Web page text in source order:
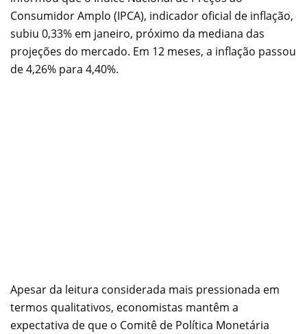
Consumidor Amplo (IPCA), indicador oficial de inflação,
subiu 0,33% em janeiro, próximo da mediana das
projeções do mercado. Em 12 meses, a inflação passou
de 4,26% para 4,40%.
Apesar da leitura considerada mais pressionada em
termos qualitativos, economistas mantêm a
expectativa de que o Comitê de Política Monetária